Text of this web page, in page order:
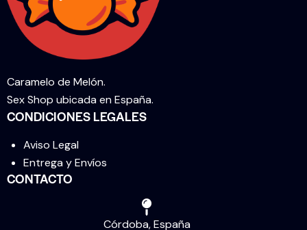
Caramelo de Melón.
Sex Shop ubicada en España.
CONDICIONES LEGALES
Aviso Legal
Entrega y Envíos
CONTACTO
Córdoba, España